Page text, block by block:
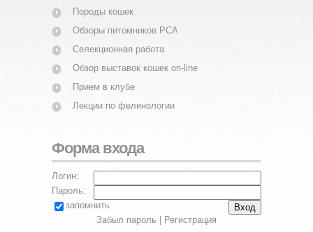
Породы кошек
Обзоры питомников PCA
Селекционная работа
Обзор выставок кошек on-line
Прием в клубе
Лекции по фелинологии
Форма входа
Логин:
Пароль:
запомнить
Забыл пароль | Регистрация